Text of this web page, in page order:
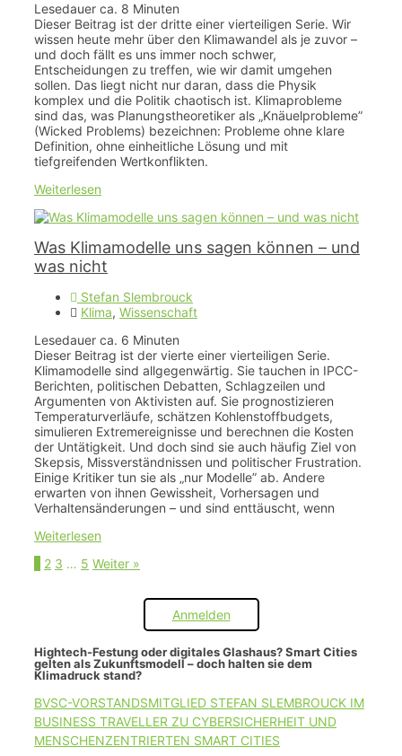
Lesedauer ca. 8 Minuten
Dieser Beitrag ist der dritte einer vierteiligen Serie. Wir
wissen heute mehr über den Klimawandel als je zuvor –
und doch fällt es uns immer noch schwer,
Entscheidungen zu treffen, wie wir damit umgehen
sollen. Das liegt nicht nur daran, dass die Physik
komplex und die Politik chaotisch ist. Klimaprobleme
sind das, was Planungstheoretiker als „Knäuelprobleme”
(Wicked Problems) bezeichnen: Probleme ohne klare
Definition, ohne einheitliche Lösung und mit
tiefgreifenden Wertkonflikten.
Weiterlesen
Was Klimamodelle uns sagen können – und
was nicht
Stefan Slembrouck
Klima, Wissenschaft
Lesedauer ca. 6 Minuten
Dieser Beitrag ist der vierte einer vierteiligen Serie.
Klimamodelle sind allgegenwärtig. Sie tauchen in IPCC-
Berichten, politischen Debatten, Schlagzeilen und
Argumenten von Aktivisten auf. Sie prognostizieren
Temperaturverläufe, schätzen Kohlenstoffbudgets,
simulieren Extremereignisse und berechnen die Kosten
der Untätigkeit. Und doch sind sie auch häufig Ziel von
Skepsis, Missverständnissen und politischer Frustration.
Einige Kritiker tun sie als „nur Modelle” ab. Andere
erwarten von ihnen Gewissheit, Vorhersagen und
Verhaltensänderungen – und sind enttäuscht, wenn
Weiterlesen
Seite
Seite
2 Seite
3 … Seite
5 Weiter »
Anmelden
Hightech-Festung oder digitales Glashaus? Smart Cities
gelten als Zukunftsmodell – doch halten sie dem
Klimadruck stand?
BVSC-VORSTANDSMITGLIED STEFAN SLEMBROUCK IM
BUSINESS TRAVELLER ZU CYBERSICHERHEIT UND
MENSCHENZENTRIERTEN SMART CITIES